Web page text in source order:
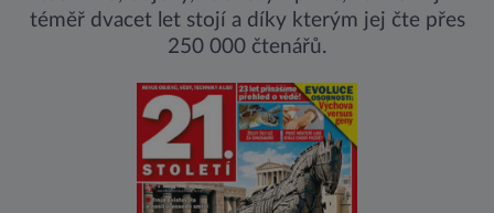
téměř dvacet let stojí a díky kterým jej čte přes
250 000 čtenářů.